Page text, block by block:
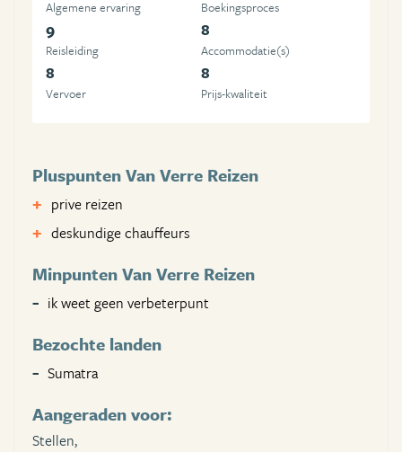
Algemene ervaring Boekingsproces
9
Reisleiding
8
Accommodatie(s)
8
Vervoer
8
Prijs-kwaliteit
Pluspunten Van Verre Reizen
prive reizen
deskundige chauffeurs
Minpunten Van Verre Reizen
ik weet geen verbeterpunt
Bezochte landen
Sumatra
Aangeraden voor:
Stellen,